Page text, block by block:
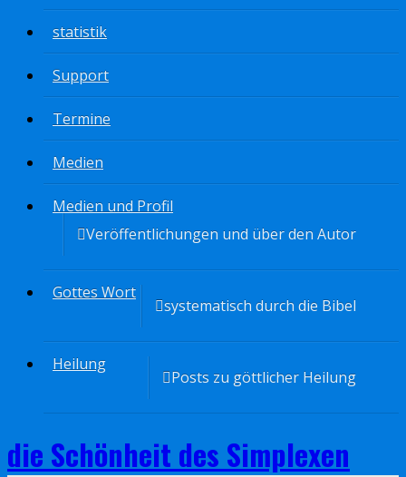
statistik
Support
Termine
Medien
Medien und Profil
Veröffentlichungen und über den Autor
Gottes Wort
systematisch durch die Bibel
Heilung
Posts zu göttlicher Heilung
die Schönheit des Simplexen